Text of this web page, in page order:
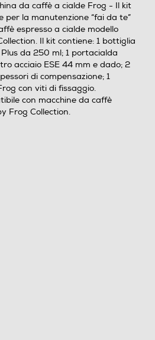
del prodotto
da caffè a cialde Frog - Il kit
per la manutenzione “fai da te”
espresso a cialde modello
Il kit contiene: 1 bottiglia
da 250 ml; 1 portacialda
acciaio ESE 44 mm e dado; 2
di compensazione; 1
con viti di fissaggio.
con macchine da caffè
Frog Collection.